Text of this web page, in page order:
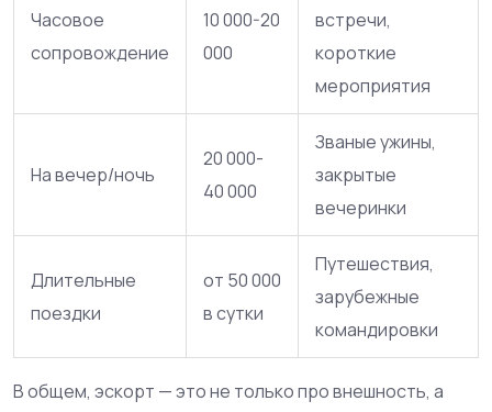
Часовое
сопровождение
10 000-20
000
встречи,
короткие
мероприятия
На вечер/ночь
20 000-
40 000
Званые ужины,
закрытые
вечеринки
Длительные
поездки
от 50 000
в сутки
Путешествия,
зарубежные
командировки
В общем, эскорт — это не только про внешность, а